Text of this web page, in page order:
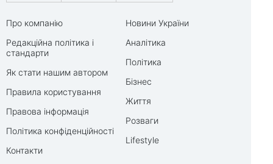
Про компанію
Редакційна політика і
стандарти
Як стати нашим автором
Правила користування
Правова інформація
Політика конфіденційності
Контакти
Новини України
Аналітика
Політика
Бізнес
Життя
Розваги
Lifestyle